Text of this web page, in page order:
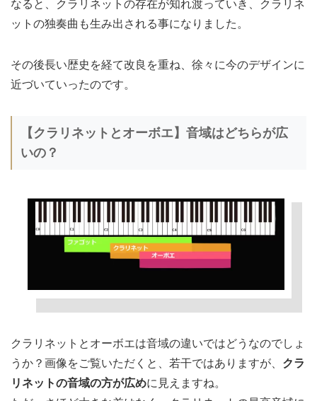
なると、クラリネットの存在が知れ渡っていき、クラリネ
ットの独奏曲も生み出される事になりました。
その後長い歴史を経て改良を重ね、徐々に今のデザインに
近づいていったのです。
【クラリネットとオーボエ】音域はどちらが広
いの？
クラリネットとオーボエは音域の違いではどうなのでしょ
うか？画像をご覧いただくと、若干ではありますが、 クラ
リネットの音域の方が広めに見えますね。